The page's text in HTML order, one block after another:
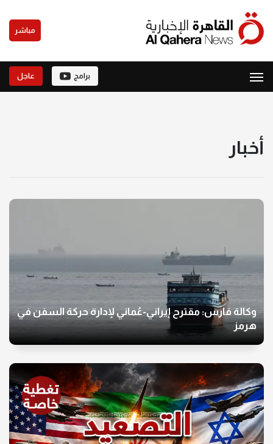
مباشر
برامج عاجل
أخبار
وكالة فارس: مقترح إيراني-عُماني لإدارة حركة السفن في
هرمز